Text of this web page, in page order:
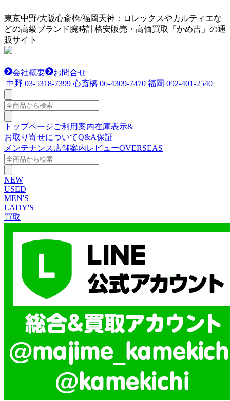
東京中野/大阪心斎橋/福岡天神：ロレックスやカルティエな
どの高級ブランド腕時計格安販売・高価買取「かめ吉」の通
販サイト
会社概要
お問合せ
中野 03-5318-7399 心斎橋 06-4309-7470 福岡 092-401-2540
トップページご利用案内在庫表示&
お取り寄せについてQ&A保証
メンテナンス 店舗案内レビューOVERSEAS
NEW
USED
MEN'S
LADY'S
買取